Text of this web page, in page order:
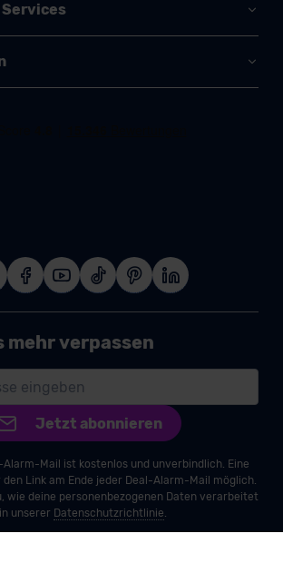
Services
mehr verpassen
Jetzt abonnieren
Alarm-Mail ist kostenlos und unverbindlich. Eine
Link am Ende jeder Deal-Alarm-Mail möglich.
wie deine personenbezogenen Daten verarbeitet
unserer Datenschutzrichtlinie.